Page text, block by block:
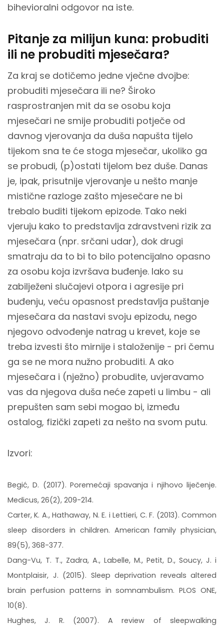
bihevioralni odgovor na iste.
Pitanje za milijun kuna: probuditi
ili ne probuditi mjesečara?
Za kraj se dotičemo jedne vječne dvojbe:
probuditi mjesečara ili ne? Široko
rasprostranjen mit da se osobu koja
mjesečari ne smije probuditi potječe od
davnog vjerovanja da duša napušta tijelo
tijekom sna te će stoga mjesečar, ukoliko ga
se probudi, (p)ostati tijelom bez duše. Danas
je, ipak, prisutnije vjerovanje u nešto manje
mistične razloge zašto mjesečare ne bi
trebalo buditi tijekom epizode. Tako neki
vjeruju kako to predstavlja zdravstveni rizik za
mjesečara (npr. srčani udar), dok drugi
smatraju da to bi to bilo potencijalno opasno
za osobu koja izvršava buđenje. Iako su
zabilježeni slučajevi otpora i agresije pri
buđenju, veću opasnost predstavlja puštanje
mjesečara da nastavi svoju epizodu, nego
njegovo odvođenje natrag u krevet, koje se
treba izvesti što mirnije i staloženije - pri čemu
ga se ne mora nužno probuditi. A ako
mjesečara i (nježno) probudite, uvjeravamo
vas da njegova duša neće zapeti u limbu - ali
prepušten sam sebi mogao bi, između
ostalog, fizički zapeti za nešto na svom putu.
Izvori:
Begić, D. (2017). Poremećaji spavanja i njihovo liječenje.
Medicus, 26(2), 209-214.
Carter, K. A., Hathaway, N. E. i Lettieri, C. F. (2013). Common
sleep disorders in children. American family physician,
89(5), 368-377.
Dang-Vu, T. T., Zadra, A., Labelle, M., Petit, D., Soucy, J. i
Montplaisir, J. (2015). Sleep deprivation reveals altered
brain perfusion patterns in somnambulism. PLOS ONE,
10(8).
Hughes, J. R. (2007). A review of sleepwalking